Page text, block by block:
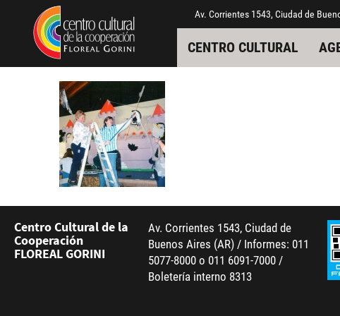
Pasar al contenido principal
Jump to main content Av. Corrientes 1543, Ciudad de
CENTRO CULTURAL
Centro Cultural de la
Cooperación
FLOREAL GORINI
Av. Corrientes 1543, Ciudad de
Buenos Aires (AR) / Informes: 011
5077-8000 o 011 6091-7000 /
Boletería interno 8313